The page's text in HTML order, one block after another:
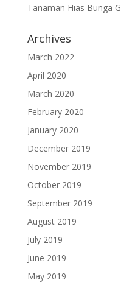
Tanaman Hias Bunga
Archives
March 2022
April 2020
March 2020
February 2020
January 2020
December 2019
November 2019
October 2019
September 2019
August 2019
July 2019
June 2019
May 2019